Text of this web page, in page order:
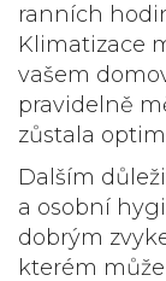
ranních
Klimatizace
vašem
pravidelně
zůstala
Dalším
a osobní
dobrým
kterém